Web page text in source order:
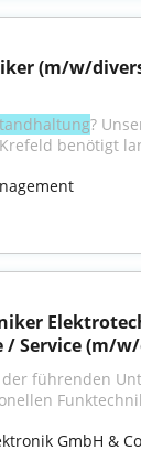
?
benötigt
Service (m/
führenden
GmbH &